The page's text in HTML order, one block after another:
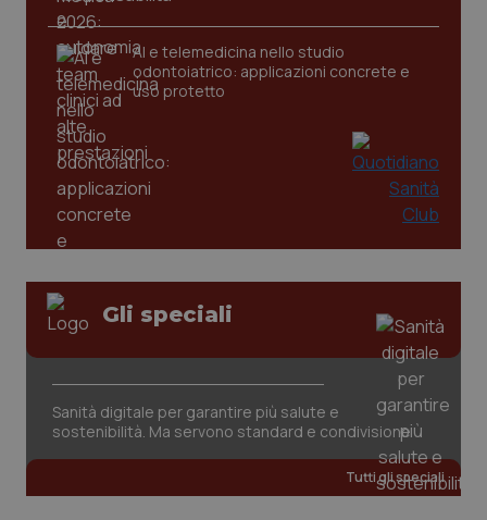
AI e telemedicina nello studio
odontoiatrico: applicazioni concrete e
uso protetto
Gli speciali
Sanità digitale per garantire più salute e
sostenibilità. Ma servono standard e condivisione
Tutti gli speciali
www.quotidianosanita.it